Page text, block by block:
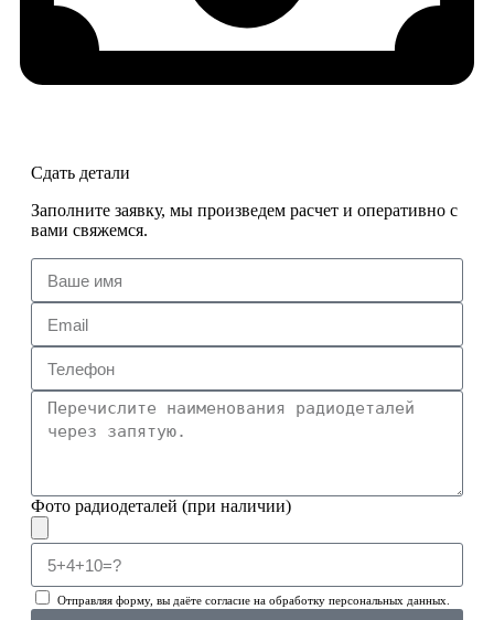
Сдать детали
Заполните заявку, мы произведем расчет и оперативно с
вами свяжемся.
Фото радиодеталей (при наличии)
Отправляя форму, вы даёте согласие на обработку персональных данных.